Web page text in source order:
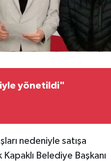
yönetildi"
nedeniyle satışa
Belediye Başkanı